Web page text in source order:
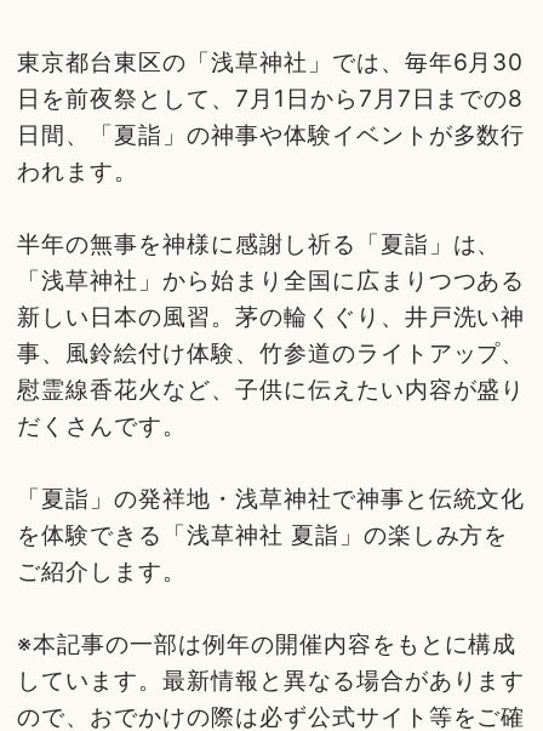
東京都台東区の「浅草神社」では、毎年6月30
日を前夜祭として、7月1日から7月7日までの8
日間、「夏詣」の神事や体験イベントが多数行
われます。
半年の無事を神様に感謝し祈る「夏詣」は、
「浅草神社」から始まり全国に広まりつつある
新しい日本の風習。茅の輪くぐり、井戸洗い神
事、風鈴絵付け体験、竹参道のライトアップ、
慰霊線香花火など、子供に伝えたい内容が盛り
だくさんです。
「夏詣」の発祥地・浅草神社で神事と伝統文化
を体験できる「浅草神社 夏詣」の楽しみ方を
ご紹介します。
※本記事の一部は例年の開催内容をもとに構成
しています。最新情報と異なる場合があります
ので、おでかけの際は必ず公式サイト等をご確